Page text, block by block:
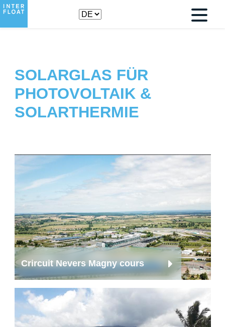
SOLARGLAS FÜR
PHOTOVOLTAIK &
SOLARTHERMIE
Crircuit Nevers Magny cours